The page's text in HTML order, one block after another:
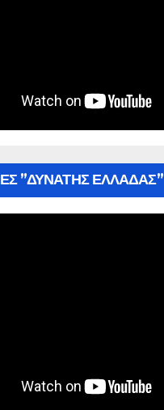
”ΔΥΝΑΤΗΣ ΕΛΛΑΔΑΣ”